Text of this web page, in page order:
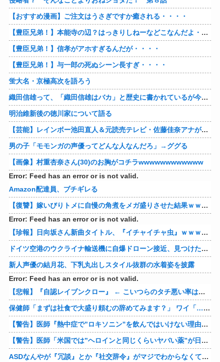
【おすすめ漫画】ご注文はうさぎですか癒される・・・・
【豊臣兄弟！】本能寺の辺？はっきりしねーなどこなんだよ・・・・
【豊臣兄弟！】信孝がアホすぎるんだが・・・・
【豊臣兄弟！】与一郎の死ぬシーン長すぎ・・・・
蛍大名・京極高次を語ろう
織田信雄って、「織田信雄はバカ」と歴史に書かれているが今まで家が残っているんでバカではないよな？
明治維新後の徳川家について語る
【芸能】レインボー池田直人＆元読売テレビ・佐藤佳奈アナが結婚
男の子「モモンガの声優ってどんな人なんだろ」→ググる
【画像】村重杏奈さん(30)のお胸がコチラwwwwwwwwwwww
Error: Feed has an error or is not valid.
Amazon配達員、ブチギレる
【復讐】嫁いびりトメに自慢の角煮をメガ盛りさせた結果ｗｗｗｗ 他
Error: Feed has an error or is not valid.
【珍報】日向坂さん新曲タイトル、『イチャイチャ虫』ｗｗｗ★2
ドイツ空港のウクライナ輸送機に自爆ドローン接近、見つけた空港職員が蹴り落とす…高性能プラスチック爆弾搭載！
新人声優の結月花、下乳丸出しスタイル抜群の水着姿を披露
Error: Feed has an error or is not valid.
【悲報】『自認レイブンクロー』 ← こいつらのタチ悪い率は異常
保健師「まずは社食で大盛り頼むの辞めてみます？」 ワイ「…食っちゃいけないものを売ってるのか？」
【警告】医師『熱中症で”ロキソニン”を飲んではいけない理由がこれ』
【警告】医師「米国では”ヘロインと同じくらいヤバい薬”が日本では平気で処方されてる」
ASDなんやが『冗談』とか『社交辞令』がマジでわからなくて怖い